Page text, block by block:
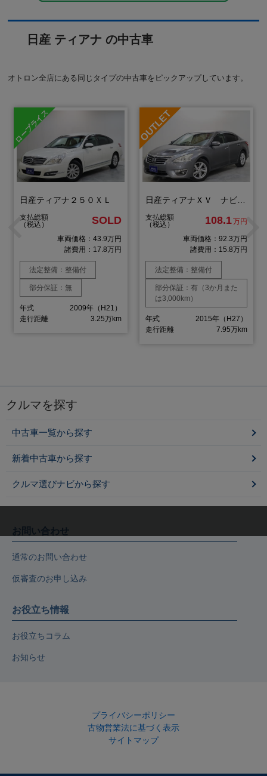
日産 ティアナ の中古車
オトロン全店にある同じタイプの中古車をピックアップしています。
日産ティアナ２５０ＸＬ
支払総額
（税込）
SOLD
車両価格：43.9万円
諸費用：17.8万円
法定整備：整備付
部分保証：無
年式
2009年（H21）
走行距離
3.25万km
日産ティアナＸＶ ナビＡＶＭパッケージ
支払総額
（税込）
108.1万円
車両価格：92.3万円
諸費用：15.8万円
法定整備：整備付
部分保証：有（3か月また
は3,000km）
年式
2015年（H27）
走行距離
7.95万km
クルマを探す
中古車一覧から探す
新着中古車から探す
クルマ選びナビから探す
お問い合わせ
通常のお問い合わせ
仮審査のお申し込み
お役立ち情報
お役立ちコラム
お知らせ
プライバシーポリシー
古物営業法に基づく表示
サイトマップ